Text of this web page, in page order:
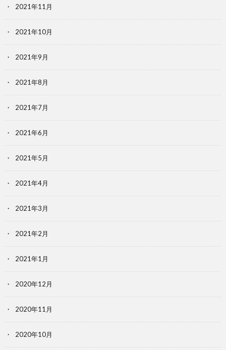
2021年11月
2021年10月
2021年9月
2021年8月
2021年7月
2021年6月
2021年5月
2021年4月
2021年3月
2021年2月
2021年1月
2020年12月
2020年11月
2020年10月